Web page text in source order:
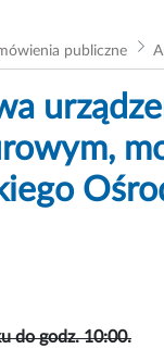
publiczne
do godz. 10:00.